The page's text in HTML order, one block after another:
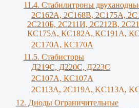
11.4. Стабилитроны
2С162А, 2С168В, 2С175А,
2С210Б, 2С211И, 2С212В,
КС175А, КС182А, КС191А,
2С170А, КС170А
11.5. Стабисторы
Д219С, Д220С, Д223С
2C107A, КС107А
2С113А, 2С119А, KC113A,
12. Диоды Ограничительные